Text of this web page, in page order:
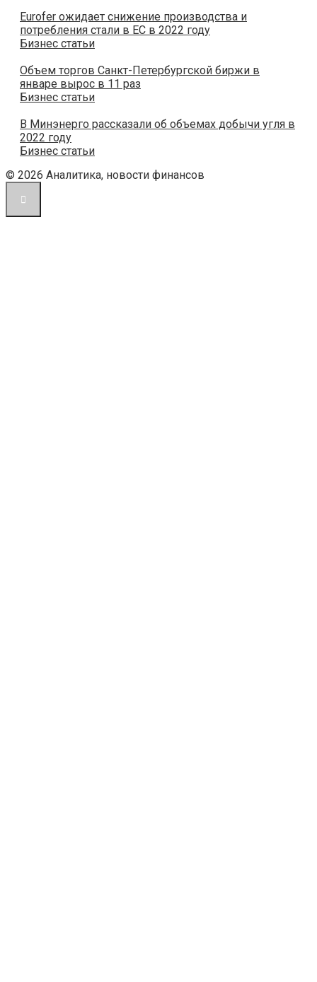
Eurofer ожидает снижение производства и
потребления стали в ЕС в 2022 году
Бизнес статьи
Объем торгов Санкт-Петербургской биржи в
январе вырос в 11 раз
Бизнес статьи
В Минэнерго рассказали об объемах добычи угля в
2022 году
Бизнес статьи
© 2026 Аналитика, новости финансов